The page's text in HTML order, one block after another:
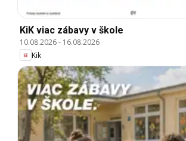
KiK viac zábavy v škole
10.08.2026- 16.08.2026
Kik